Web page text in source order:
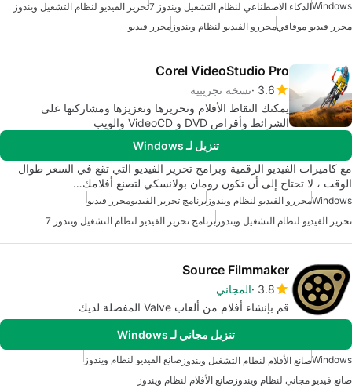
Windowsالذكاء الاصطناعي لنظام التشغيل ويندوز 7
تحرير الفيديو لنظام التشغيل ويندوز
محرر فيديو موفافيمحررو الفيديو لنظام ويندوز محرر فيديو
Corel VideoStudio Pro
3.6 نسخة تجريبية
يمكنك التقاط الأفلام وتحريرها وتعزيزها ومشاركتها على
الشرائط وأقراص DVD و VideoCD والويب
تنزيل لـ Windows
مع كاميرات الفيديو الرقمية وبرامج تحرير الفيديو التي تقع في السعر طوال
الوقت ، لا تحتاج إلى أن تكون رومان بولانسكي لتصنع أفلامك…
Windowsمحررو الفيديو لنظام ويندوز برنامج تحرير الفيديومحرر فيديو
تحرير الفيديو لنظام التشغيل ويندوز برنامج تحرير الفيديو لنظام التشغيل ويندوز 7
Source Filmmaker
3.8 المجاني
قم بإنشاء أفلام من ألعاب Valve المفضلة لديك
تنزيل مجاني لـ Windows
Windowsصانع الأفلام لنظام التشغيل ويندوز صانع الفيديو لنظام ويندوز
صانع فيديو مجاني لنظام ويندوز صانع الأفلام لنظام ويندوز